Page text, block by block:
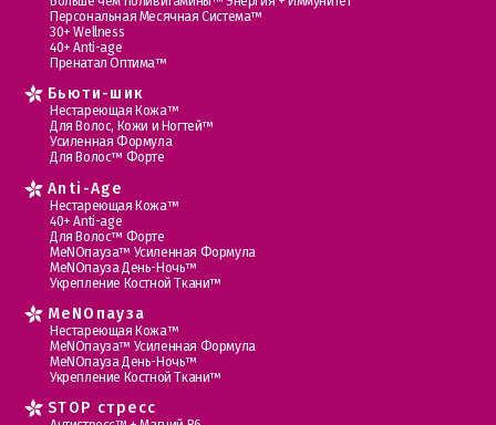
Персональная Месячная Система™
30+ Wellness
40+ Anti-age
Пренатал Оптима™
Бьюти-шик
Нестареющая Кожа™
Для Волос, Кожи и Ногтей™
Усиленная Формула
Для Волос™ Форте
Anti-Age
Нестареющая Кожа™
40+ Anti-age
Для Волос™ Форте
МеNOпауза™ Усиленная Формула
МеNOпауза День-Ночь™
Укрепление Костной Ткани™
MеNOпауза
Нестареющая Кожа™
МеNOпауза™ Усиленная Формула
МеNOпауза День-Ночь™
Укрепление Костной Ткани™
STOP стресс